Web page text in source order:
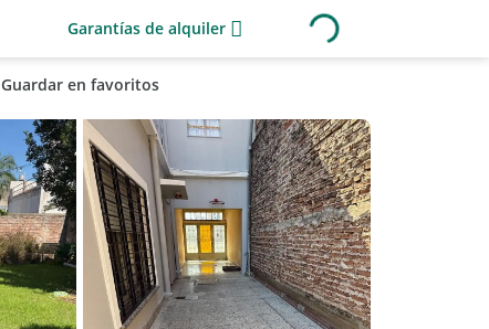
Garantías de alquiler
Guardar en favoritos